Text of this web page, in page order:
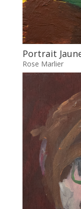
Portrait
Rose Marlier